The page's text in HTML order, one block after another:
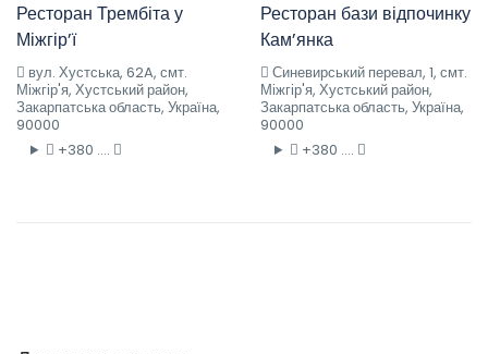
Ресторан Трембіта у
Міжгір’ї
вул. Хустська, 62A, смт.
Міжгір'я, Хустський район,
Закарпатська область, Україна,
90000
+380 ....
Ресторан бази відпочинку
Кам’янка
Синевирський перевал, 1, смт.
Міжгір'я, Хустський район,
Закарпатська область, Україна,
90000
+380 ....